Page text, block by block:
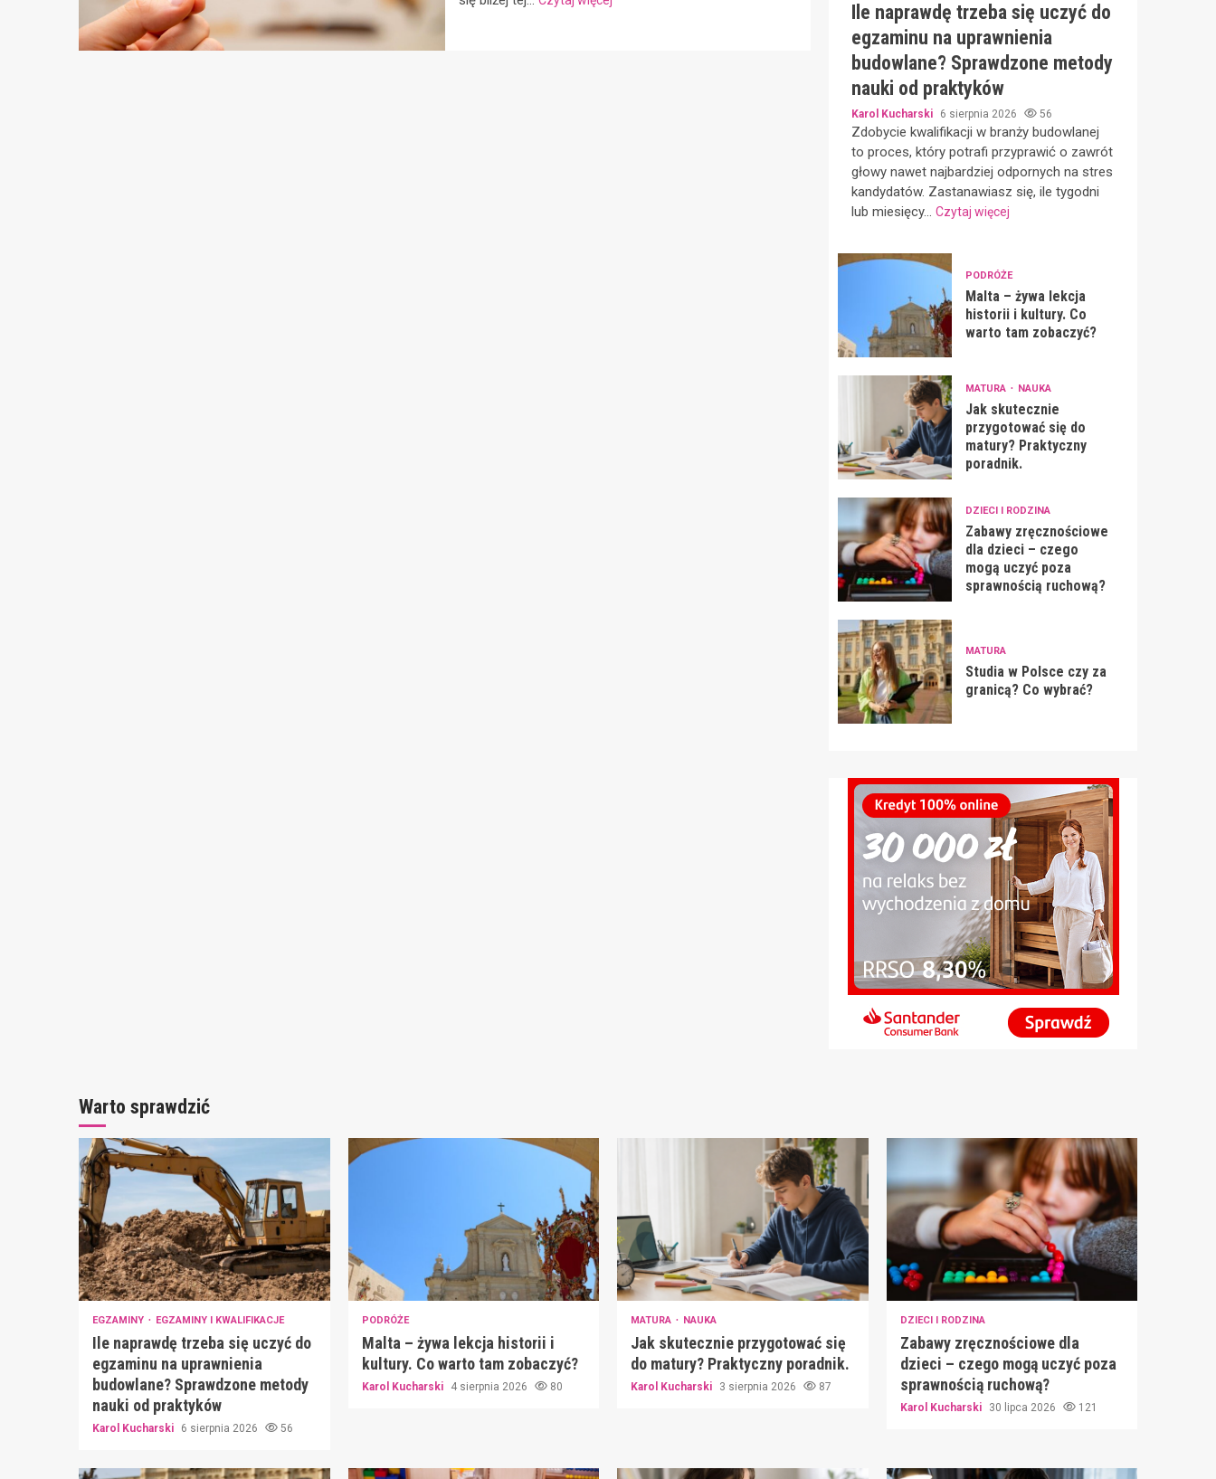
Ile naprawdę trzeba się uczyć do
egzaminu na uprawnienia
budowlane? Sprawdzone metody
nauki od praktyków
Karol Kucharski 6 sierpnia 2026 56
Zdobycie kwalifikacji w branży budowlanej
to proces, który potrafi przyprawić o zawrót
głowy nawet najbardziej odpornych na stres
kandydatów. Zastanawiasz się, ile tygodni
lub miesięcy... Czytaj więcej
PODRÓŻE
Malta – żywa lekcja
historii i kultury. Co
warto tam zobaczyć?
MATURA NAUKA
Jak skutecznie
przygotować się do
matury? Praktyczny
poradnik.
DZIECI I RODZINA
Zabawy zręcznościowe
dla dzieci – czego
mogą uczyć poza
sprawnością ruchową?
MATURA
Studia w Polsce czy za
granicą? Co wybrać?
Warto sprawdzić
EGZAMINY EGZAMINY I KWALIFIKACJE
Ile naprawdę trzeba się uczyć do
egzaminu na uprawnienia
budowlane? Sprawdzone metody
nauki od praktyków
Karol Kucharski 6 sierpnia 2026 56
PODRÓŻE
Malta – żywa lekcja historii i
kultury. Co warto tam zobaczyć?
Karol Kucharski 4 sierpnia 2026 80
MATURA NAUKA
Jak skutecznie przygotować się
do matury? Praktyczny poradnik.
Karol Kucharski 3 sierpnia 2026 87
DZIECI I RODZINA
Zabawy zręcznościowe dla
dzieci – czego mogą uczyć poza
sprawnością ruchową?
Karol Kucharski 30 lipca 2026 121